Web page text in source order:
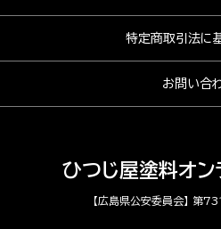
特定商取引法に
お問い合
ひつじ屋塗料オン
【広島県公安委員会】